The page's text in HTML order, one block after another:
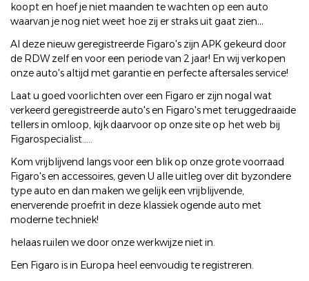
koopt en hoef je niet maanden te wachten op een auto
waarvan je nog niet weet hoe zij er straks uit gaat zien…
Al deze nieuw geregistreerde Figaro's zijn APK gekeurd door
de RDW zelf en voor een periode van 2 jaar! En wij verkopen
onze auto's altijd met garantie en perfecte aftersales service!
Laat u goed voorlichten over een Figaro er zijn nogal wat
verkeerd geregistreerde auto's en Figaro's met teruggedraaide
tellers in omloop, kijk daarvoor op onze site op het web bij
Figarospecialist.....
Kom vrijblijvend langs voor een blik op onze grote voorraad
Figaro's en accessoires, geven U alle uitleg over dit byzondere
type auto en dan maken we gelijk een vrijblijvende,
enerverende proefrit in deze klassiek ogende auto met
moderne techniek!
helaas ruilen we door onze werkwijze niet in.
Een Figaro is in Europa heel eenvoudig te registreren.